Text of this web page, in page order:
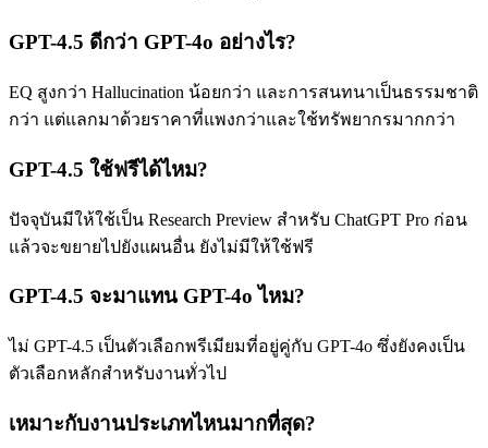
GPT-4.5 ดีกว่า GPT-4o อย่างไร?
EQ สูงกว่า Hallucination น้อยกว่า และการสนทนาเป็นธรรมชาติ
กว่า แต่แลกมาด้วยราคาที่แพงกว่าและใช้ทรัพยากรมากกว่า
GPT-4.5 ใช้ฟรีได้ไหม?
ปัจจุบันมีให้ใช้เป็น Research Preview สำหรับ ChatGPT Pro ก่อน
แล้วจะขยายไปยังแผนอื่น ยังไม่มีให้ใช้ฟรี
GPT-4.5 จะมาแทน GPT-4o ไหม?
ไม่ GPT-4.5 เป็นตัวเลือกพรีเมียมที่อยู่คู่กับ GPT-4o ซึ่งยังคงเป็น
ตัวเลือกหลักสำหรับงานทั่วไป
เหมาะกับงานประเภทไหนมากที่สุด?